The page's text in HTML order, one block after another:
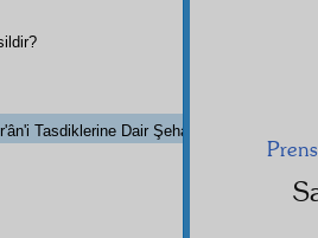
Tasdiklerine Dair Şehadetleri